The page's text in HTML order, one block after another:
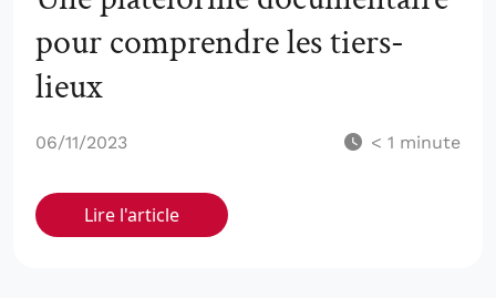
pour comprendre les tiers-
lieux
06/11/2023 < 1 minute
Lire l'article